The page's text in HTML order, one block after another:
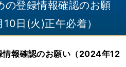
の登録情報確認のお願
日(火)正午必着）
情報確認のお願い（2024年12